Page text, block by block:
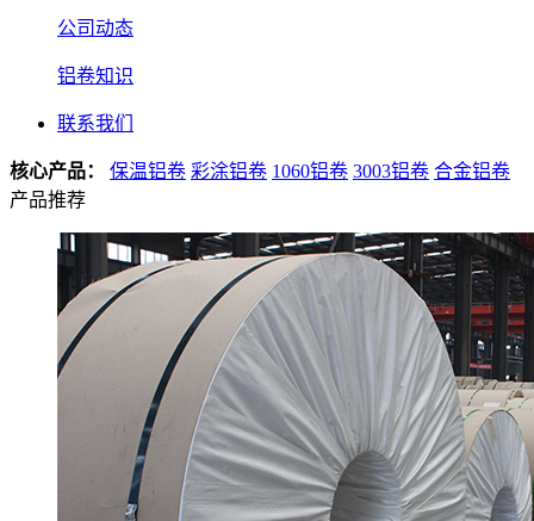
公司动态
铝卷知识
联系我们
核心产品： 保温铝卷 彩涂铝卷 1060铝卷 3003铝卷 合金铝卷
产品推荐